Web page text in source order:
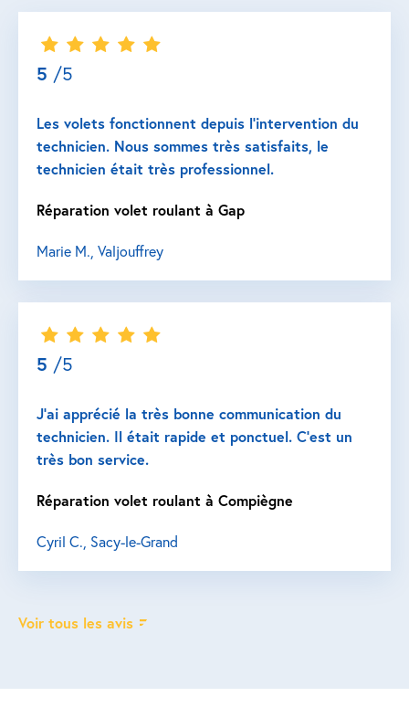
5 /5
Les volets fonctionnent depuis l’intervention du
technicien. Nous sommes très satisfaits, le
technicien était très professionnel.
Réparation volet roulant à Gap
Marie M., Valjouffrey
5 /5
J’ai apprécié la très bonne communication du
technicien. Il était rapide et ponctuel. C’est un
très bon service.
Réparation volet roulant à Compiègne
Cyril C., Sacy-le-Grand
Voir tous les avis